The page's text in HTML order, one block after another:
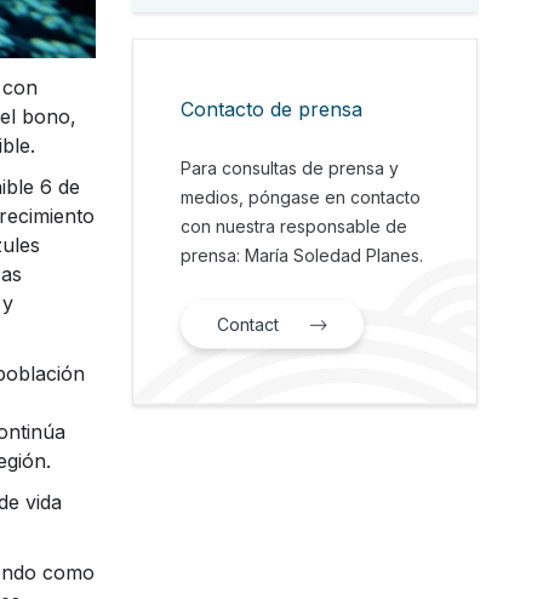
bono,
6 de
vida
como
Contacto de prensa
Para consultas de prensa y
medios, póngase en contacto
con nuestra responsable de
prensa: María Soledad Planes.
Contact